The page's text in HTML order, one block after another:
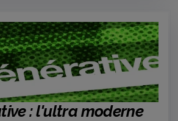
: l'ultra moderne